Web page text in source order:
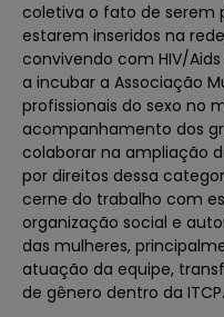
coletiva o fato de serem
estarem inseridos na
convivendo com HIV/
a incubar a Associação
profissionais do sexo no
acompanhamento dos
colaborar na ampliação
por direitos dessa
cerne do trabalho com
organização social e
das mulheres,
atuação da equipe,
de gênero dentro da ITCP.